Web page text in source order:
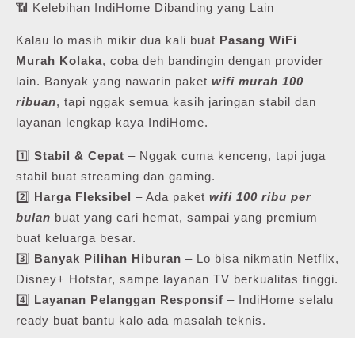
📶 Kelebihan IndiHome Dibanding yang Lain
Kalau lo masih mikir dua kali buat Pasang WiFi
Murah Kolaka, coba deh bandingin dengan provider
lain. Banyak yang nawarin paket wifi murah 100
ribuan, tapi nggak semua kasih jaringan stabil dan
layanan lengkap kaya IndiHome.
1️⃣ Stabil & Cepat – Nggak cuma kenceng, tapi juga
stabil buat streaming dan gaming.
2️⃣ Harga Fleksibel – Ada paket wifi 100 ribu per
bulan buat yang cari hemat, sampai yang premium
buat keluarga besar.
3️⃣ Banyak Pilihan Hiburan – Lo bisa nikmatin Netflix,
Disney+ Hotstar, sampe layanan TV berkualitas tinggi.
4️⃣ Layanan Pelanggan Responsif – IndiHome selalu
ready buat bantu kalo ada masalah teknis.